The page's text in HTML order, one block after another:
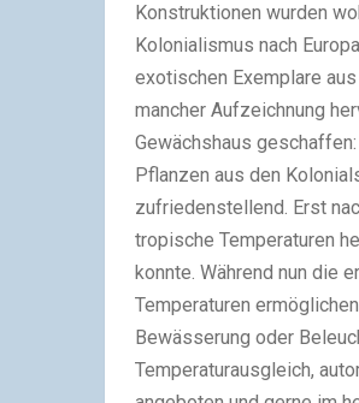
Konstruktionen wurden
Kolonialismus nach
exotischen Exemplare
mancher Aufzeichnung
Gewächshaus
Pflanzen aus den
zufriedenstellend. Erst
tropische Temperaturen
konnte. Während nun die
Temperaturen
Bewässerung oder
Temperaturausgleich,